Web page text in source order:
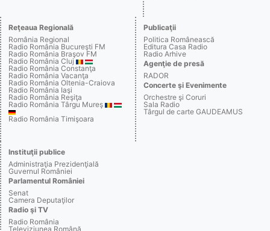
Reţeaua Regională
România Regional
Radio România Bucureşti FM
Radio România Braşov FM
Radio România Cluj
Radio România Constanţa
Radio România Vacanţa
Radio România Oltenia-Craiova
Radio România Iaşi
Radio România Reşiţa
Radio România Târgu Mureş
Radio România Timişoara
Publicaţii
Politica Românească
Editura Casa Radio
Radio Arhive
Agenţie de presă
RADOR
Concerte şi Evenimente
Orchestre şi Coruri
Sala Radio
Târgul de carte GAUDEAMUS
Instituţii publice
Administraţia Prezidenţială
Guvernul României
Parlamentul României
Senat
Camera Deputaţilor
Radio şi TV
Radio România
Televiziunea Română